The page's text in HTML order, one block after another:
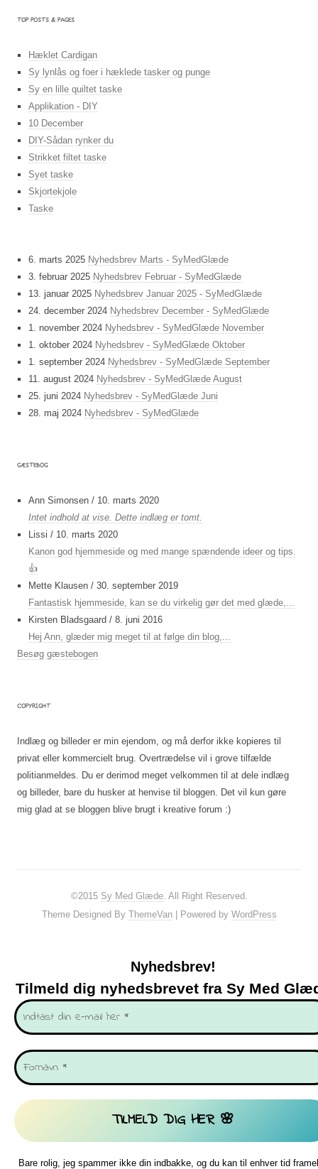
TOP POSTS & PAGES
Hæklet Cardigan
Sy lynlås og foer i hæklede tasker og punge
Sy en lille quiltet taske
Applikation - DIY
10 December
DIY-Sådan rynker du
Strikket filtet taske
Syet taske
Skjortekjole
Taske
6. marts 2025 Nyhedsbrev Marts - SyMedGlæde
3. februar 2025 Nyhedsbrev Februar - SyMedGlæde
13. januar 2025 Nyhedsbrev Januar 2025 - SyMedGlæde
24. december 2024 Nyhedsbrev December - SyMedGlæde
1. november 2024 Nyhedsbrev - SyMedGlæde November
1. oktober 2024 Nyhedsbrev - SyMedGlæde Oktober
1. september 2024 Nyhedsbrev - SyMedGlæde September
11. august 2024 Nyhedsbrev - SyMedGlæde August
25. juni 2024 Nyhedsbrev - SyMedGlæde Juni
28. maj 2024 Nyhedsbrev - SyMedGlæde
GÆSTEBOG
Ann Simonsen / 10. marts 2020
Intet indhold at vise. Dette indlæg er tomt.
Lissi / 10. marts 2020
Kanon god hjemmeside og med mange spændende ideer og tips.
👍
Mette Klausen / 30. september 2019
Fantastisk hjemmeside, kan se du virkelig gør det med glæde,...
Kirsten Bladsgaard / 8. juni 2016
Hej Ann, glæder mig meget til at følge din blog,...
Besøg gæstebogen
COPYRIGHT
Indlæg og billeder er min ejendom, og må derfor ikke kopieres til
privat eller kommercielt brug. Overtrædelse vil i grove tilfælde
politianmeldes. Du er derimod meget velkommen til at dele indlæg
og billeder, bare du husker at henvise til bloggen. Det vil kun gøre
mig glad at se bloggen blive brugt i kreative forum :)
©2015 Sy Med Glæde. All Right Reserved.
Theme Designed By ThemeVan| Powered by WordPress
Nyhedsbrev!
Tilmeld dig nyhedsbrevet fra Sy Med
Bare rolig, jeg spammer ikke din indbakke, og du kan til enhver tid